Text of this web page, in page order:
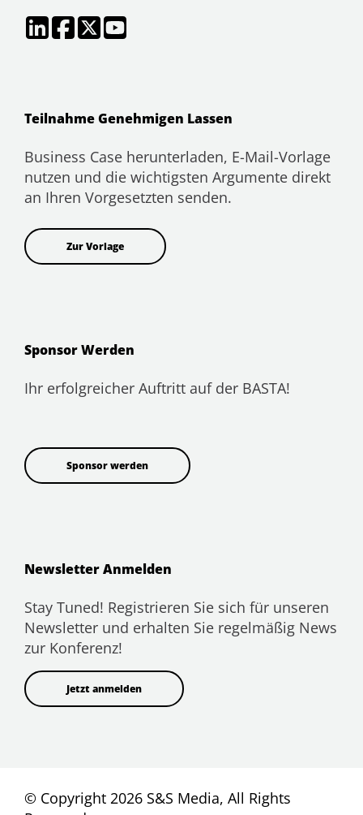
Teilnahme Genehmigen Lassen
Business Case herunterladen, E-Mail-Vorlage
nutzen und die wichtigsten Argumente direkt
an Ihren Vorgesetzten senden.
Zur Vorlage
Sponsor Werden
Ihr erfolgreicher Auftritt auf der BASTA!
Sponsor werden
Newsletter Anmelden
Stay Tuned! Registrieren Sie sich für unseren
Newsletter und erhalten Sie regelmäßig News
zur Konferenz!
Jetzt anmelden
© Copyright 2026 S&S Media, All Rights